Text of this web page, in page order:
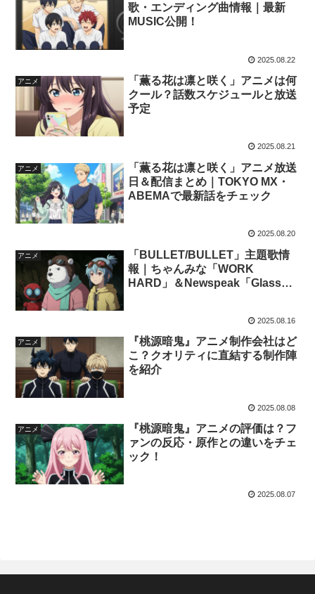
歌・エンディング曲情報｜最新
MUSIC公開！
2025.08.22
アニメ
「薫る花は凛と咲く」アニメは何
クール？話数スケジュールと放送
予定
2025.08.21
アニメ
「薫る花は凛と咲く」アニメ放送
日＆配信まとめ｜TOKYO MX・
ABEMAで最新話をチェック
2025.08.20
アニメ
「BULLET/BULLET」主題歌情
報｜ちゃんみな「WORK
HARD」＆Newspeak「Glass
2025.08.16
アニメ
『桃源暗鬼』アニメ制作会社はど
こ？クオリティに直結する制作陣
を紹介
2025.08.08
アニメ
『桃源暗鬼』アニメの評価は？フ
ァンの反応・原作との違いをチェ
ック！
2025.08.07